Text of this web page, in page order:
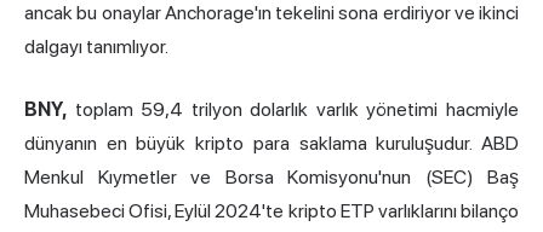
ancak bu onaylar Anchorage'ın tekelini sona erdiriyor ve ikinci
dalgayı tanımlıyor.
BNY, toplam 59,4 trilyon dolarlık varlık yönetimi hacmiyle
dünyanın en büyük kripto para saklama kuruluşudur. ABD
Menkul Kıymetler ve Borsa Komisyonu'nun (SEC) Baş
Muhasebeci Ofisi, Eylül 2024'te kripto ETP varlıklarını bilanço